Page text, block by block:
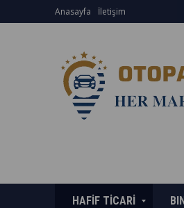
Anasayfa İletişim
HAFİF TİCARİ